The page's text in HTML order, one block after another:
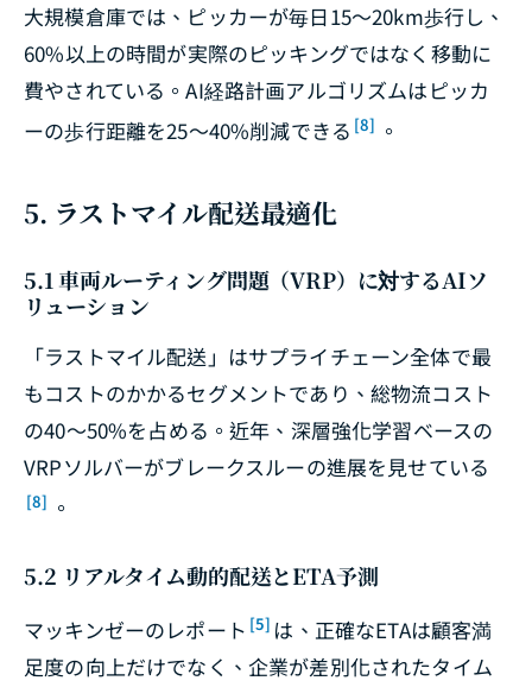
大規模倉庫では、ピッカーが毎日15〜20km歩行し、
60%以上の時間が実際のピッキングではなく移動に
費やされている。AI経路計画アルゴリズムはピッカ
ーの歩行距離を25〜40%削減できる [8] 。
5. ラストマイル配送最適化
5.1 車両ルーティング問題（VRP）に対するAIソ
リューション
「ラストマイル配送」はサプライチェーン全体で最
もコストのかかるセグメントであり、総物流コスト
の40〜50%を占める。近年、深層強化学習ベースの
VRPソルバーがブレークスルーの進展を見せている
[8] 。
5.2 リアルタイム動的配送とETA予測
マッキンゼーのレポート [5] は、正確なETAは顧客満
足度の向上だけでなく、企業が差別化されたタイム